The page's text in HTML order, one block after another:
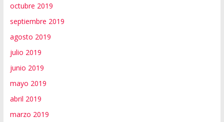
octubre 2019
septiembre 2019
agosto 2019
julio 2019
junio 2019
mayo 2019
abril 2019
marzo 2019